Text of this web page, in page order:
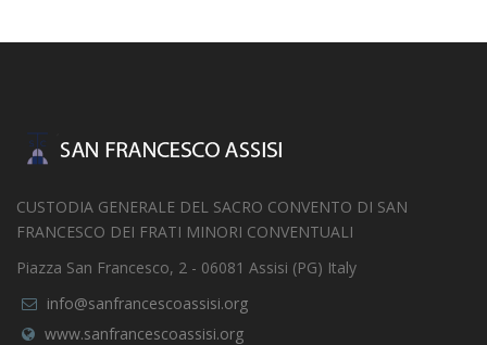
CUSTODIA GENERALE DEL SACRO CONVENTO DI SAN
FRANCESCO DEI FRATI MINORI CONVENTUALI
Piazza San Francesco, 2 - 06081 Assisi (PG) Italy
info@sanfrancescoassisi.org
www.sanfrancescoassisi.org